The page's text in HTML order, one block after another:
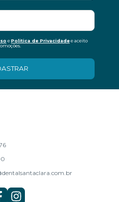
ePolitica de Privacidadee aceito